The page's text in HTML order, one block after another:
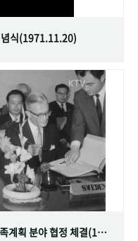
식(1971.11.20)
대한민국 정부와 스웨덴 정부 간의 가족계획 분야 협정 체결(1968.07.12)